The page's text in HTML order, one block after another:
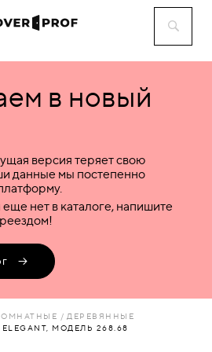
в новый
версия теряет свою
данные мы постепенно
нет в каталоге, напишите
ДЕРЕВЯННЫЕ
МОДЕЛЬ 268.68